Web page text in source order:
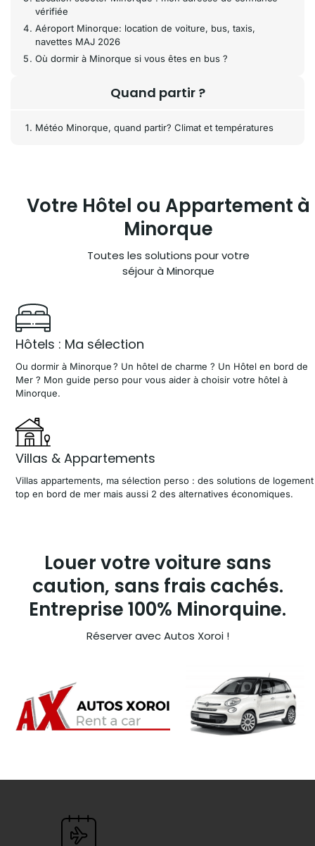
vérifiée
Aéroport Minorque: location de voiture, bus, taxis,
navettes MAJ 2026
Où dormir à Minorque si vous êtes en bus ?
Quand partir ?
Météo Minorque, quand partir? Climat et températures
Votre Hôtel ou Appartement à
Minorque
Toutes les solutions pour votre
séjour à Minorque
Hôtels : Ma sélection
Ou dormir à Minorque ? Un hôtel de charme ? Un Hôtel en bord de
Mer ? Mon guide perso pour vous aider à choisir votre hôtel à
Minorque.
Villas & Appartements
Villas appartements, ma sélection perso : des solutions de logement
top en bord de mer mais aussi 2 des alternatives économiques.
Louer votre voiture sans
caution, sans frais cachés.
Entreprise 100% Minorquine.
Réserver avec Autos Xoroi !